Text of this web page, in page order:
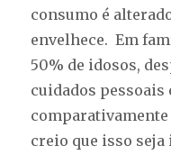
consumo é
envelhece. Em
50% de idosos,
cuidados pessoais
creio que isso